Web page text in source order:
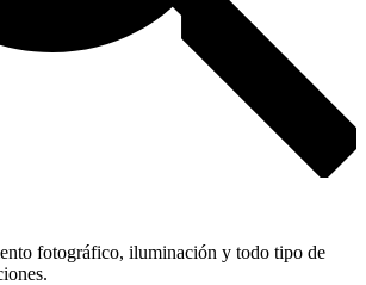
fotográfico, iluminación y todo tipo de